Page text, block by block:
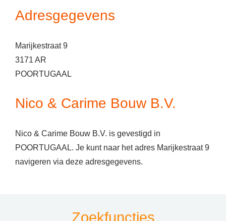
Adresgegevens
Marijkestraat 9
3171 AR
POORTUGAAL
Nico & Carime Bouw B.V.
Nico & Carime Bouw B.V. is gevestigd in
POORTUGAAL. Je kunt naar het adres Marijkestraat 9
navigeren via deze adresgegevens.
Zoekfuncties